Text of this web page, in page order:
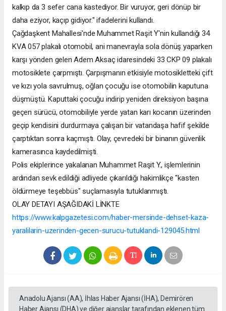
kalkıp da 3 sefer cana kastediyor. Bir vuruyor, geri dönüp bir
daha eziyor, kaçıp gidiyor." ifadelerini kullandı.
Çağdaşkent Mahallesi'nde Muhammet Raşit Y'nin kullandığı 34
KVA 057 plakalı otomobil, ani manevrayla sola dönüş yaparken
karşı yönden gelen Adem Aksaç idaresindeki 33 CKP 09 plakalı
motosiklete çarpmıştı. Çarpışmanın etkisiyle motosikletteki çift
ve kızı yola savrulmuş, oğlan çocuğu ise otomobilin kaputuna
düşmüştü. Kaputtaki çocuğu indirip yeniden direksiyon başına
geçen sürücü, otomobiliyle yerde yatan karı kocanın üzerinden
geçip kendisini durdurmaya çalışan bir vatandaşa hafif şekilde
çarptıktan sonra kaçmıştı. Olay, çevredeki bir binanın güvenlik
kamerasınca kaydedilmişti.
Polis ekiplerince yakalanan Muhammet Raşit Y., işlemlerinin
ardından sevk edildiği adliyede çıkarıldığı hakimlikçe "kasten
öldürmeye teşebbüs" suçlamasıyla tutuklanmıştı.
OLAY DETAYI AŞAĞIDAKİ LİNKTE
https://www.kalpgazetesi.com/haber-mersinde-dehset-kaza-
yaralilarin-uzerinden-gecen-surucu-tutuklandi-129045.html
Anadolu Ajansı (AA), İhlas Haber Ajansı (İHA), Demirören
Haber Ajansı (DHA) ve diğer ajanslar tarafından eklenen tüm